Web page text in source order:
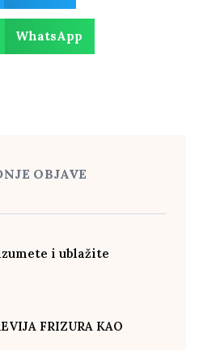
WhatsApp
OBJAVE
i ublažite
FRIZURA KAO